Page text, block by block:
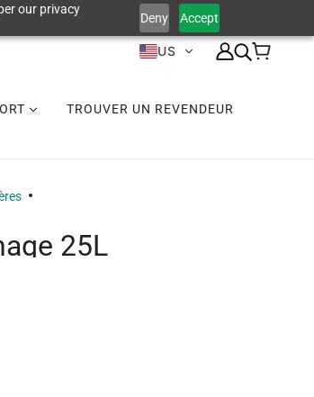
our privacy
Deny Accept
US
TROUVER UN REVENDEUR
25L